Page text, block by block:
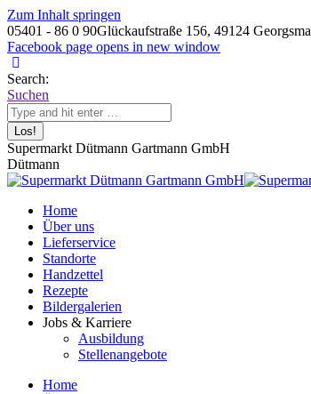
Zum Inhalt springen
05401 - 86 0 90Glückaufstraße 156, 49124
Facebook page opens in new window
Search:
Suchen
Supermarkt Dütmann Gartmann GmbH
Dütmann
Home
Über uns
Lieferservice
Standorte
Handzettel
Rezepte
Bildergalerien
Jobs & Karriere
Ausbildung
Stellenangebote
Home